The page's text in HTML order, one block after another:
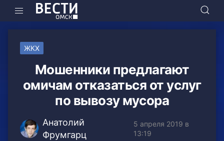
ЖКХ
Мошенники предлагают
омичам отказаться от услуг
по вывозу мусора
Анатолий
Фрумгарц
5 апреля 2019 в
13:19